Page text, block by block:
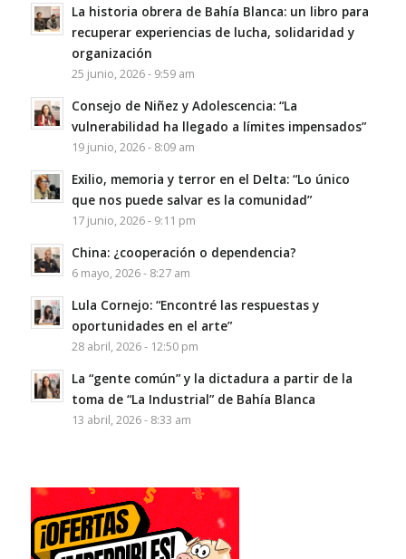
La historia obrera de Bahía Blanca: un libro para
recuperar experiencias de lucha, solidaridad y
organización
25 junio, 2026 - 9:59 am
Consejo de Niñez y Adolescencia: “La
vulnerabilidad ha llegado a límites impensados”
19 junio, 2026 - 8:09 am
Exilio, memoria y terror en el Delta: “Lo único
que nos puede salvar es la comunidad”
17 junio, 2026 - 9:11 pm
China: ¿cooperación o dependencia?
6 mayo, 2026 - 8:27 am
Lula Cornejo: “Encontré las respuestas y
oportunidades en el arte”
28 abril, 2026 - 12:50 pm
La “gente común” y la dictadura a partir de la
toma de “La Industrial” de Bahía Blanca
13 abril, 2026 - 8:33 am